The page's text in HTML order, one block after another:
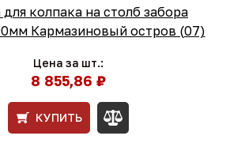
для колпака на столб забора
Кармазиновый остров (07)
Цена за шт.:
8 855,86 ₽
КУПИТЬ